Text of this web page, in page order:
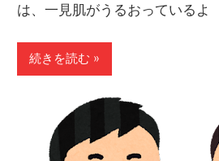
は、一見肌がうるおっているよ
続きを読む »